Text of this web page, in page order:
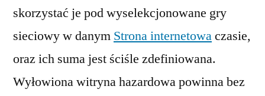
skorzystać je pod wyselekcjonowane gry
sieciowy w danym Strona internetowaczasie,
oraz ich suma jest ściśle zdefiniowana.
Wyłowiona witryna hazardowa powinna bez